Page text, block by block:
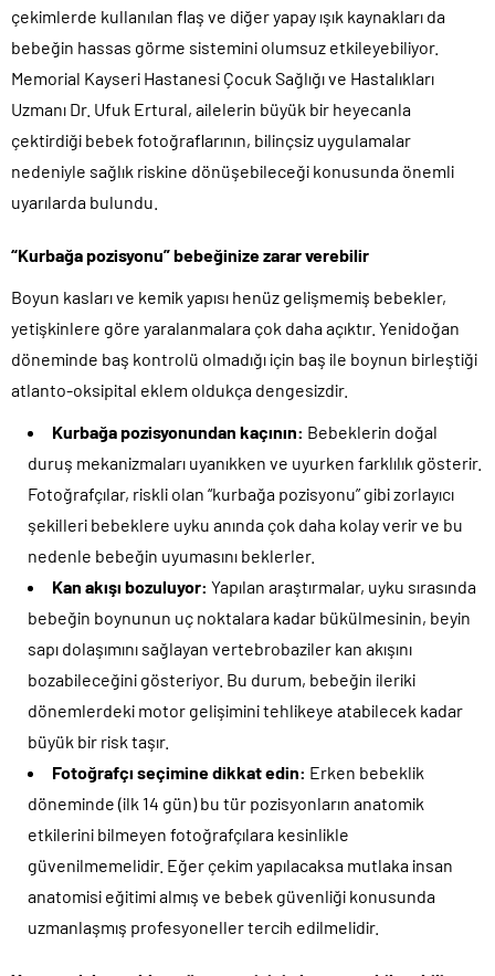
çekimlerde kullanılan flaş ve diğer yapay ışık kaynakları da
bebeğin hassas görme sistemini olumsuz etkileyebiliyor.
Memorial Kayseri Hastanesi Çocuk Sağlığı ve Hastalıkları
Uzmanı Dr. Ufuk Ertural, ailelerin büyük bir heyecanla
çektirdiği bebek fotoğraflarının, bilinçsiz uygulamalar
nedeniyle sağlık riskine dönüşebileceği konusunda önemli
uyarılarda bulundu.
“Kurbağa pozisyonu” bebeğinize zarar verebilir
Boyun kasları ve kemik yapısı henüz gelişmemiş bebekler,
yetişkinlere göre yaralanmalara çok daha açıktır. Yenidoğan
döneminde baş kontrolü olmadığı için baş ile boynun birleştiği
atlanto-oksipital eklem oldukça dengesizdir.
Kurbağa pozisyonundan kaçının: Bebeklerin doğal
duruş mekanizmaları uyanıkken ve uyurken farklılık gösterir.
Fotoğrafçılar, riskli olan “kurbağa pozisyonu” gibi zorlayıcı
şekilleri bebeklere uyku anında çok daha kolay verir ve bu
nedenle bebeğin uyumasını beklerler.
Kan akışı bozuluyor: Yapılan araştırmalar, uyku sırasında
bebeğin boynunun uç noktalara kadar bükülmesinin, beyin
sapı dolaşımını sağlayan vertebrobaziler kan akışını
bozabileceğini gösteriyor. Bu durum, bebeğin ileriki
dönemlerdeki motor gelişimini tehlikeye atabilecek kadar
büyük bir risk taşır.
Fotoğrafçı seçimine dikkat edin: Erken bebeklik
döneminde (ilk 14 gün) bu tür pozisyonların anatomik
etkilerini bilmeyen fotoğrafçılara kesinlikle
güvenilmemelidir. Eğer çekim yapılacaksa mutlaka insan
anatomisi eğitimi almış ve bebek güvenliği konusunda
uzmanlaşmış profesyoneller tercih edilmelidir.